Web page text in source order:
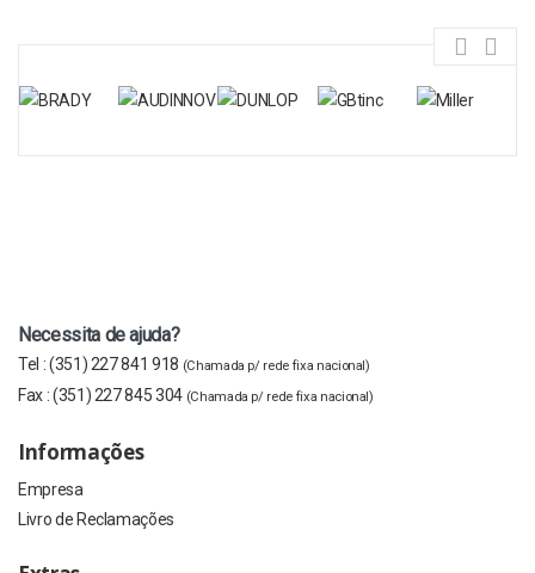
Necessita de ajuda?
Tel :(351) 227 841 918 (Chamada p/ rede fixa nacional)
Fax :(351) 227 845 304 (Chamada p/ rede fixa nacional)
Informações
Empresa
Livro de Reclamações